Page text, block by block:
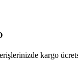
kargo